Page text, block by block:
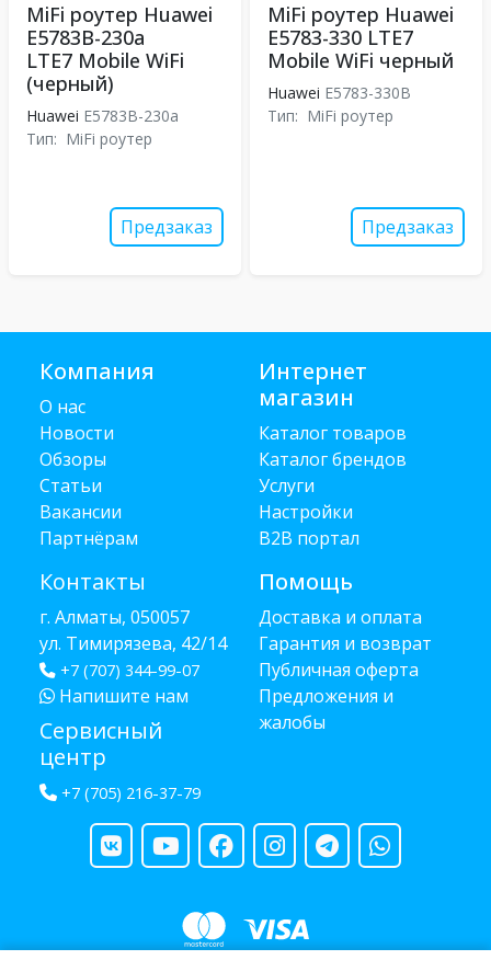
MiFi роутер Huawei
E5783B-230a
LTE7 Mobile WiFi
(черный)
Huawei E5783B-230a
Тип: MiFi роутер
Предзаказ
MiFi роутер Huawei
E5783-330 LTE7
Mobile WiFi черный
Huawei E5783-330B
Тип: MiFi роутер
Предзаказ
Компания
О нас
Новости
Обзоры
Статьи
Вакансии
Партнёрам
Контакты
г. Алматы, 050057
ул. Тимирязева, 42/14
+7 (707) 344-99-07
Напишите нам
Сервисный
центр
+7 (705) 216-37-79
Интернет
магазин
Каталог товаров
Каталог брендов
Услуги
Настройки
B2B портал
Помощь
Доставка и оплата
Гарантия и возврат
Публичная оферта
Предложения и
жалобы